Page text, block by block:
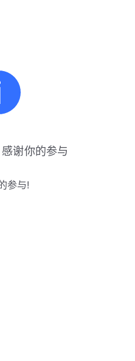
谢你的参与
参与!